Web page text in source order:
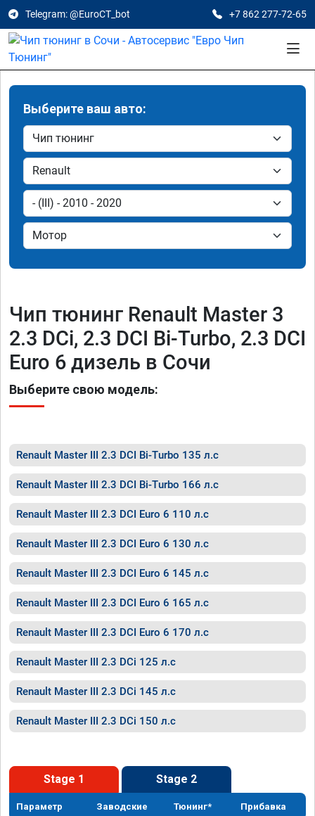
Telegram: @EuroCT_bot +7 862 277-72-65
Выберите ваш авто:
Чип тюнинг Renault Master 3
2.3 DCi, 2.3 DCI Bi-Turbo, 2.3 DCI
Euro 6 дизель в Сочи
Выберите свою модель:
Renault Master III 2.3 DCI Bi-Turbo 135 л.с
Renault Master III 2.3 DCI Bi-Turbo 166 л.с
Renault Master III 2.3 DCI Euro 6 110 л.с
Renault Master III 2.3 DCI Euro 6 130 л.с
Renault Master III 2.3 DCI Euro 6 145 л.с
Renault Master III 2.3 DCI Euro 6 165 л.с
Renault Master III 2.3 DCI Euro 6 170 л.с
Renault Master III 2.3 DCi 125 л.с
Renault Master III 2.3 DCi 145 л.с
Renault Master III 2.3 DCi 150 л.с
Stage 1 Stage 2
Параметр Заводские Тюнинг* Прибавка